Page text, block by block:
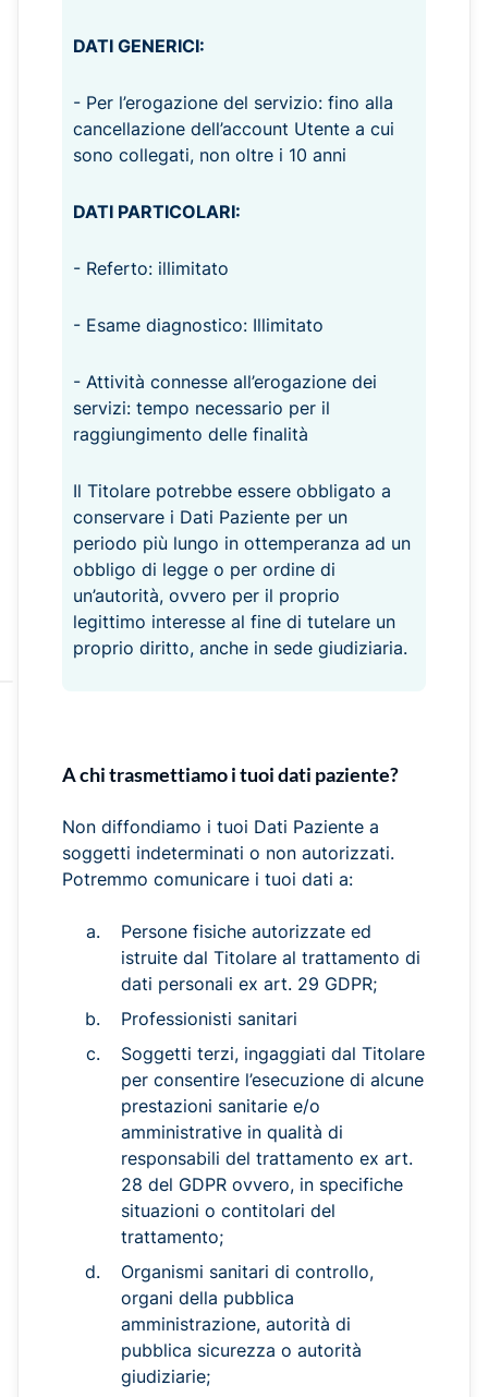
DATI GENERICI:
- Per l’erogazione del servizio: fino alla
cancellazione dell’account Utente a cui
sono collegati, non oltre i 10 anni
DATI PARTICOLARI:
- Referto: illimitato
- Esame diagnostico: Illimitato
- Attività connesse all’erogazione dei
servizi: tempo necessario per il
raggiungimento delle finalità
Il Titolare potrebbe essere obbligato a
conservare i Dati Paziente per un
periodo più lungo in ottemperanza ad un
obbligo di legge o per ordine di
un’autorità, ovvero per il proprio
legittimo interesse al fine di tutelare un
proprio diritto, anche in sede giudiziaria.
A chi trasmettiamo i tuoi dati paziente?
Non diffondiamo i tuoi Dati Paziente a
soggetti indeterminati o non autorizzati.
Potremmo comunicare i tuoi dati a:
Persone fisiche autorizzate ed
istruite dal Titolare al trattamento di
dati personali ex art. 29 GDPR;
Professionisti sanitari
Soggetti terzi, ingaggiati dal Titolare
per consentire l’esecuzione di alcune
prestazioni sanitarie e/o
amministrative in qualità di
responsabili del trattamento ex art.
28 del GDPR ovvero, in specifiche
situazioni o contitolari del
trattamento;
Organismi sanitari di controllo,
organi della pubblica
amministrazione, autorità di
pubblica sicurezza o autorità
giudiziarie;